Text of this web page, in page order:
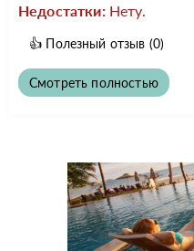
Недостатки: Нету.
👍 Полезный отзыв (0)
Смотреть полностью